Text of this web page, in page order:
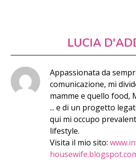
LUCIA
Appassionata da
comunicazione, mi
mamme e quello food,
... e di un progetto
qui mi occupo
lifestyle.
Visita il mio sito: